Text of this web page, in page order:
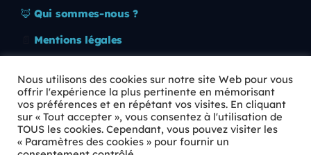
🦊 Qui sommes-nous ?
Mentions légales
🛡️ RGPD
Copyright © 2026 Animkids. Tous droits réservés.
Nous utilisons des cookies sur notre site Web pour vous
offrir l'expérience la plus pertinente en mémorisant
vos préférences et en répétant vos visites. En cliquant
sur « Tout accepter », vous consentez à l'utilisation de
TOUS les cookies. Cependant, vous pouvez visiter les
« Paramètres des cookies » pour fournir un